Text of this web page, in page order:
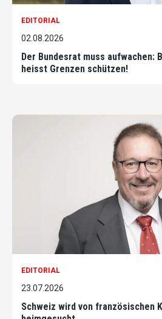
EDITORIAL
02.08.2026
Der Bundesrat muss aufwachen:
heisst Grenzen schützen!
EDITORIAL
23.07.2026
Schweiz wird von französischen